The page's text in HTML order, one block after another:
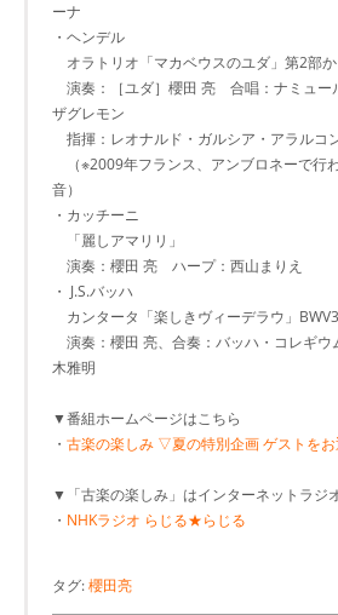
ーナ
・ヘンデル
オラトリオ「マカベウスのユダ」第2部か
演奏：［ユダ］櫻田 亮 合唱：ナミュ
ザグレモン
指揮：レオナルド・ガルシア・アラルコ
（※2009年フランス、アンブロネーで行
音）
・カッチーニ
「麗しアマリリ」
演奏：櫻田 亮 ハープ：西山まりえ
・ J.S.バッハ
カンタータ「楽しきヴィーデラウ」
演奏：櫻田 亮、合奏：バッハ・コレギ
木雅明
▼番組ホームページはこちら
・ 古楽の楽しみ ▽夏の特別企画 ゲストをお
▼「古楽の楽しみ」はインターネットラジ
・ NHKラジオ らじる★らじる
タグ:櫻田亮